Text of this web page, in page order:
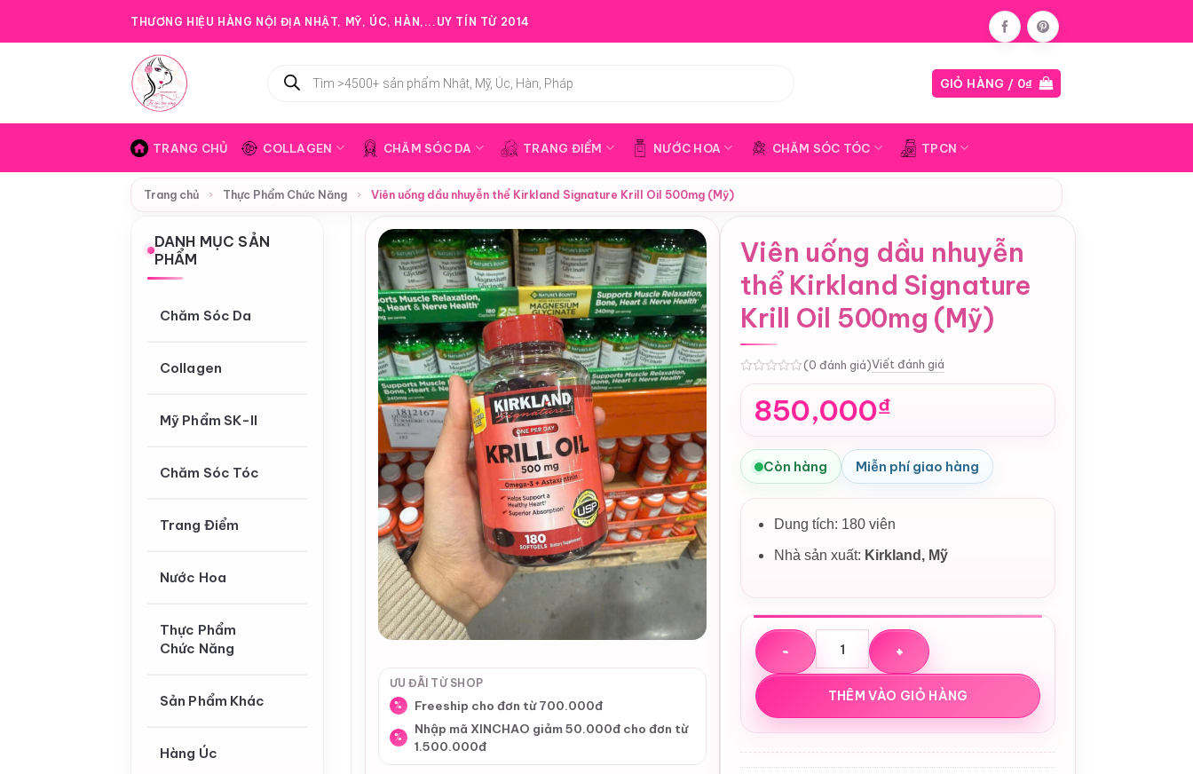
THƯƠNG HIỆU HÀNG NỘI ĐỊA NHẬT, MỸ, ÚC, HÀN,...UY TÍN TỪ 2014
kiếm
GIỎ HÀNG / 0₫
TRANG CHỦ COLLAGEN CHĂM SÓC DA TRANG ĐIỂM NƯỚC HOA CHĂM SÓC TÓC TPCN
Trang chủ › Thực Phẩm Chức Năng › Viên uống dầu nhuyễn thể Kirkland Signature Krill Oil 500mg (Mỹ)
DANH MỤC SẢN
PHẨM
Chăm Sóc Da
Collagen
Mỹ Phẩm SK-II
Chăm Sóc Tóc
Trang Điểm
Nước Hoa
Thực Phẩm
Chức Năng
Sản Phẩm Khác
Hàng Úc
ƯU ĐÃI TỪ SHOP
% Freeship cho đơn từ 700.000đ
%
Nhập mã XINCHAO giảm 50.000đ cho đơn từ
1.500.000đ
Viên uống dầu nhuyễn
thể Kirkland Signature
Krill Oil 500mg (Mỹ)
(0 đánh giá)Viết đánh giá
850,000₫
Còn hàng Miễn phí giao hàng
Dung tích: 180 viên
Nhà sản xuất: Kirkland , Mỹ
Viên uống dầu nhuyễn thể Kirkland Signature Krill Oil 500mg (Mỹ)
THÊM VÀO GIỎ HÀNG